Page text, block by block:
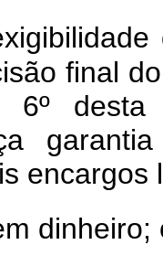
final
6º
encargos
dinheiro;